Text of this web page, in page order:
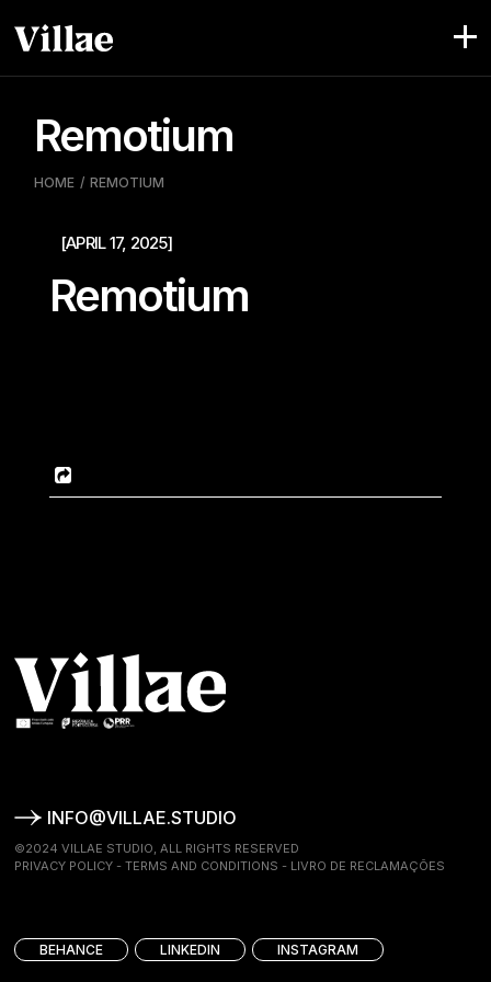
para
Remotium
HOME REMOTIUM
[APRIL 17, 2025]
Remotium
INFO@VILLAE.STUDIO
©2024 VILLAE STUDIO, ALL RIGHTS RESERVED
PRIVACY POLICY -TERMS AND CONDITIONS - LIVRO DE RECLAMAÇÕES
BEHANCE LINKEDIN INSTAGRAM